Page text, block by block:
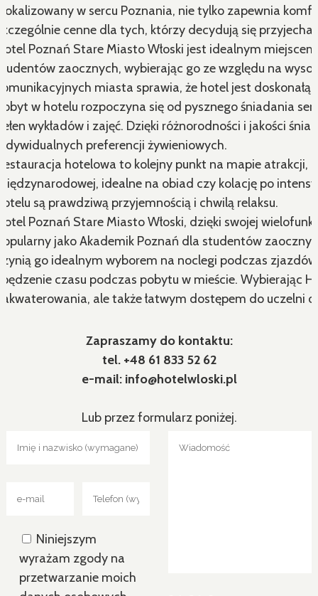
w sercu Poznania, nie tylko zapewnia
cenne dla tych, którzy decydują się
Poznań Stare Miasto Włoski jest idealnym
zaocznych, wybierając go ze względu na
miasta sprawia, że hotel jest
w hotelu rozpoczyna się od pysznego śniadania
wykładów i zajęć. Dzięki różnorodności i jakości
preferencji żywieniowych.
hotelowa to kolejny punkt na mapie atrakcji,
idealne na obiad czy kolację po
są prawdziwą przyjemnością i chwilą relaksu.
Poznań Stare Miasto Włoski, dzięki swojej
jako Akademik Poznań dla studentów
go idealnym wyborem na noclegi podczas
czasu podczas pobytu w mieście. Wybierając
ale także łatwym dostępem do uczelni
Zapraszamy do kontaktu:
tel. +48 61 833 52 62
e-mail: info@hotelwloski.pl
Lub przez formularz poniżej.
Niniejszym
wyrażam zgody na
przetwarzanie moich